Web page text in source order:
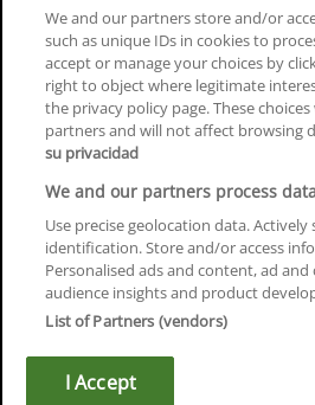
Centros
Orientación
Quiénes
Contacta
Política de
Política de
Canal Ético
¡Síguenos!
We and our partners store and/or
such as unique IDs in cookies to
accept or manage your choices by
right to object where legitimate
the privacy policy page. These
partners and will not affect browsing
su privacidad
We and our partners process
Use precise geolocation data.
identification. Store and/or access
Personalised ads and content, ad
audience insights and product
List of Partners (vendors)
I Accept